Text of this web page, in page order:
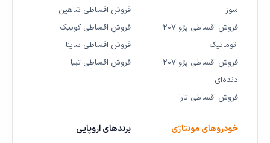
سوز
فروش اقساطی پژو ۲۰۷
اتوماتیک
فروش اقساطی پژو ۲۰۷
دنده‌ای
فروش اقساطی تارا
فروش اقساطی شاهین
فروش اقساطی کوییک
فروش اقساطی ساینا
فروش اقساطی تیبا
خودروهای مونتاژی برندهای اروپایی